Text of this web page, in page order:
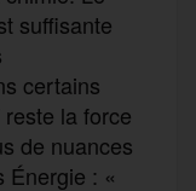
suffisante
certains
la force
de nuances
Énergie : «